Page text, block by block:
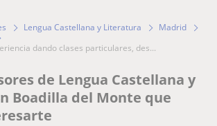
Lengua Castellana y Literatura
Madrid
dando clases particulares, des...
de Lengua Castellana y
Boadilla del Monte que